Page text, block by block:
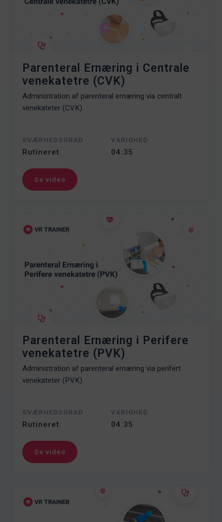
Parenteral Ernæring i Centrale
venekatetre (CVK)
Administration af parenteral ernæring via centralt
venekateter (CVK).
SVÆRHEDSGRAD
Rutineret
VARIGHED
04:35
Se video
Parenteral Ernæring i Perifere
venekatetre (PVK)
Administration af parenteral ernæring via perifert
venekateter (PVK).
SVÆRHEDSGRAD
Rutineret
VARIGHED
04:35
Se video